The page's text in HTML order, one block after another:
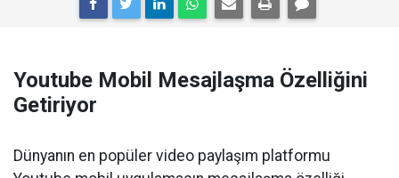
Youtube Mobil Mesajlaşma Özelliğini
Getiriyor
Dünyanın en popüler video paylaşım platformu